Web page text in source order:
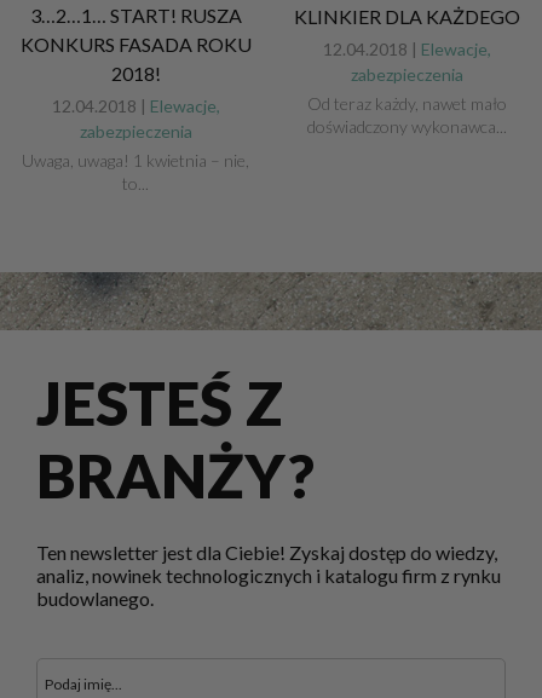
3…2…1… START! RUSZA
KONKURS FASADA ROKU
2018!
12.04.2018 | Elewacje,
zabezpieczenia
Uwaga, uwaga! 1 kwietnia – nie,
to...
KLINKIER DLA KAŻDEGO
12.04.2018 | Elewacje,
zabezpieczenia
Od teraz każdy, nawet mało
doświadczony wykonawca...
JESTEŚ Z
BRANŻY?
Ten newsletter jest dla Ciebie! Zyskaj dostęp do wiedzy,
analiz, nowinek technologicznych i katalogu firm z rynku
budowlanego.